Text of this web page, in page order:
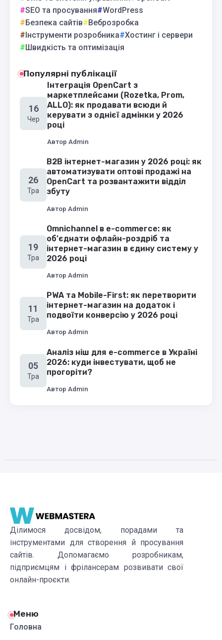
SEO та просування
WordPress
Безпека сайтів
Веброзробка
Інструменти розробника
Хостинг і сервери
Швидкість та оптимізація
Популярні публікації
16
Чер
Інтеграція OpenCart з
маркетплейсами (Rozetka, Prom,
ALLO): як продавати всюди й
керувати з однієї адмінки у 2026
році
Автор Admin
26
Тра
B2B інтернет-магазин у 2026 році: як
автоматизувати оптові продажі на
OpenCart та розвантажити відділ
збуту
Автор Admin
19
Тра
Omnichannel в e-commerce: як
об’єднати офлайн-роздріб та
інтернет-магазин в єдину систему у
2026 році
Автор Admin
11
Тра
PWA та Mobile-First: як перетворити
інтернет-магазин на додаток і
подвоїти конверсію у 2026 році
Автор Admin
05
Тра
Аналіз ніш для e-commerce в Україні
2026: куди інвестувати, щоб не
прогоріти?
Автор Admin
Ділимося досвідом, порадами та
інструментами для створення й просування
сайтів. Допомагаємо розробникам,
підприємцям і фрілансерам розвивати свої
онлайн-проєкти.
Меню
Головна